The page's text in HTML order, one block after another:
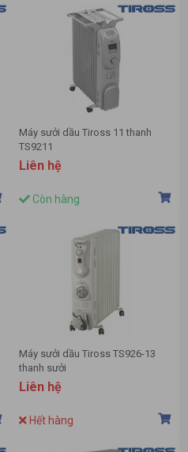
Máy sưởi dầu Tiross 11 thanh
TS9211
Liên hệ
Còn hàng
Máy sưởi dầu Tiross TS926-13
thanh sưởi
Liên hệ
Hết hàng